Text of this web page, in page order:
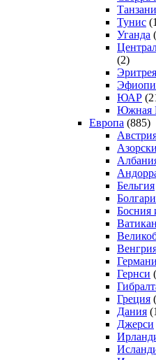
Тунис
Уганда
(2)
Эритрея
ЮАР
Южная
Европа (885)
Бельгия
Босния
Ватикан
Гернси
Греция
Дания
Джерси